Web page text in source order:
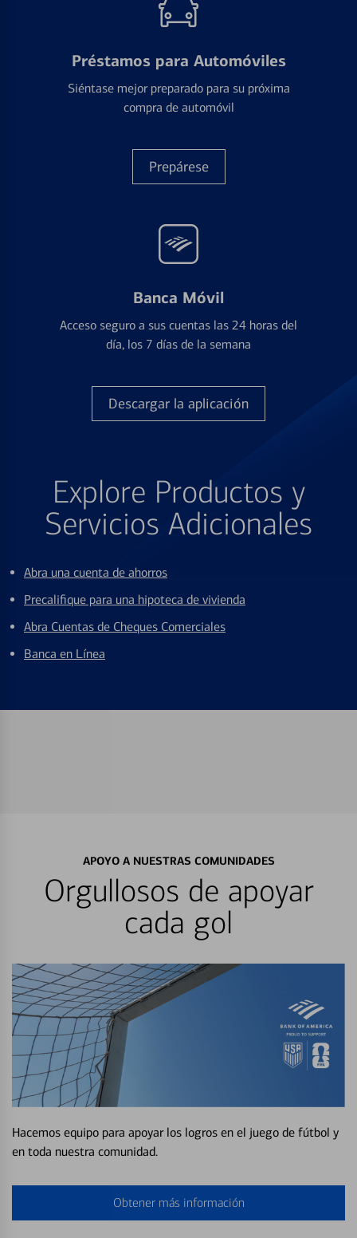
Préstamos para Automóviles
Siéntase mejor preparado para su próxima
compra de automóvil
Prepárese
Banca Móvil
Acceso seguro a sus cuentas las 24 horas del
día, los 7 días de la semana
Descargar la aplicación
Explore Productos y
Servicios Adicionales
Abra una cuenta de ahorros
Precalifique para una hipoteca de vivienda
Abra Cuentas de Cheques Comerciales
Banca en Línea
APOYO A NUESTRAS COMUNIDADES
Orgullosos de apoyar
cada gol
Hacemos equipo para apoyar los logros en el juego de fútbol y
en toda nuestra comunidad.
Obtener más información